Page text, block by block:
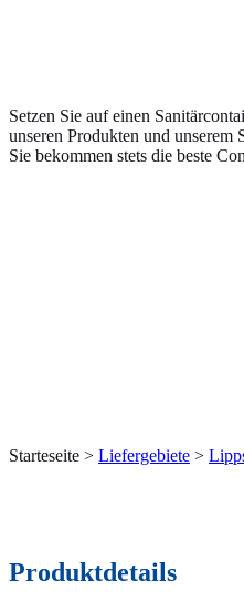
Setzen Sie auf einen
unseren Produkten und
Sie bekommen stets die beste
Starteseite > Liefergebiete >
Produktdetails